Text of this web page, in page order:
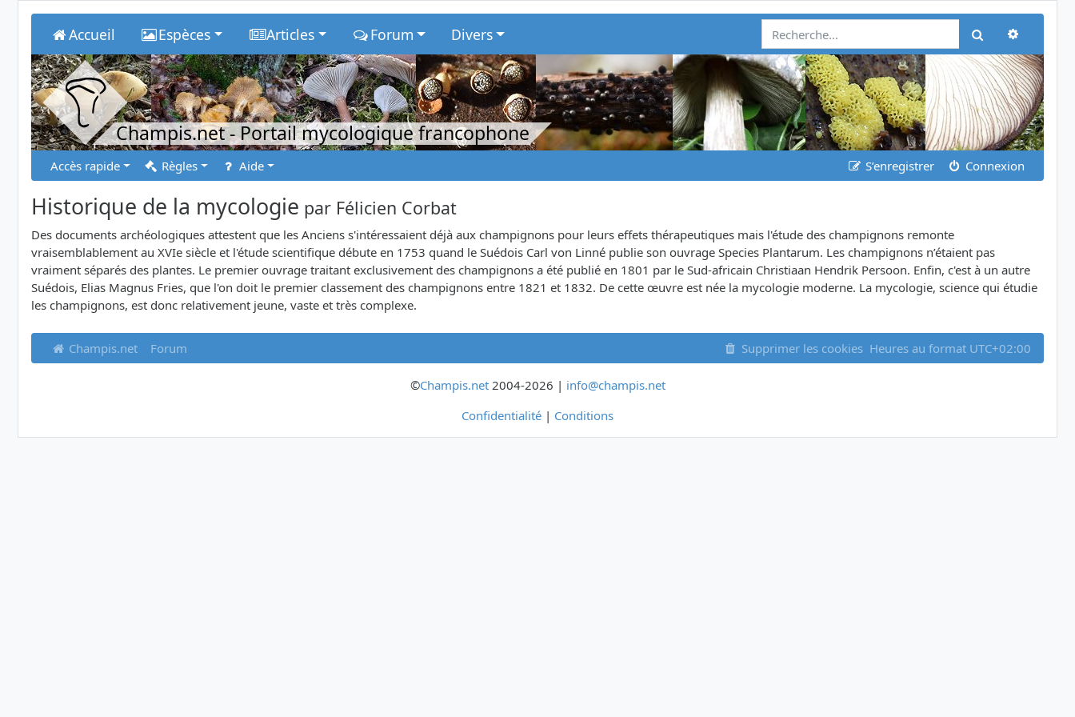
Accueil Espèces Articles Forum Divers Rechercher
Champis.net- Portail mycologique francophone
Accès rapide Règles Aide S’enregistrer Connexion
Historique de la mycologie par Félicien Corbat
Des documents archéologiques attestent que les Anciens s'intéressaient déjà aux champignons pour leurs effets thérapeutiques mais l'étude des champignons remonte
vraisemblablement au XVIe siècle et l'étude scientifique débute en 1753 quand le Suédois Carl von Linné publie son ouvrage Species Plantarum. Les champignons n’étaient pas
vraiment séparés des plantes. Le premier ouvrage traitant exclusivement des champignons a été publié en 1801 par le Sud-africain Christiaan Hendrik Persoon. Enfin, c'est à un autre
Suédois, Elias Magnus Fries, que l'on doit le premier classement des champignons entre 1821 et 1832. De cette œuvre est née la mycologie moderne. La mycologie, science qui étudie
les champignons, est donc relativement jeune, vaste et très complexe.
Champis.net Forum Supprimer les cookies Heures au format UTC+02:00
©Champis.net2004-2026 | info@champis.net
Confidentialité | Conditions